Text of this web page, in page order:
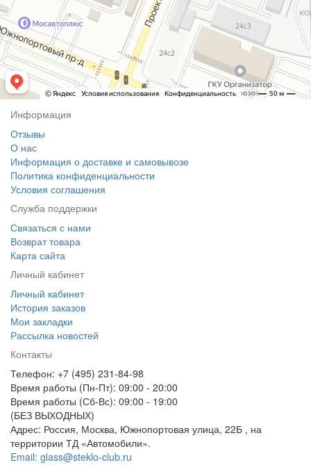
Информация
Отзывы
О нас
Информация о доставке и самовывозе
Политика конфиденциальности
Условия соглашения
Служба поддержки
Связаться с нами
Возврат товара
Карта сайта
Личный кабинет
Личный кабинет
История заказов
Мои закладки
Рассылка новостей
Контакты
Телефон: +7 (495) 231-84-98
Время работы (Пн-Пт): 09:00 - 20:00
Время работы (Сб-Вс): 09:00 - 19:00
(БЕЗ ВЫХОДНЫХ)
Адрес: Россия, Москва, Южнопортовая улица, 22Б , на
территории ТД «Автомобили».
Email: glass@steklo-club.ru